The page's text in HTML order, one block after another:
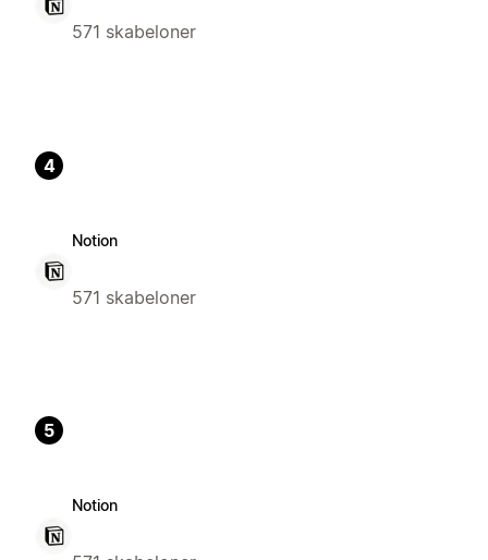
571 skabeloner
4
Notion
571 skabeloner
5
Notion